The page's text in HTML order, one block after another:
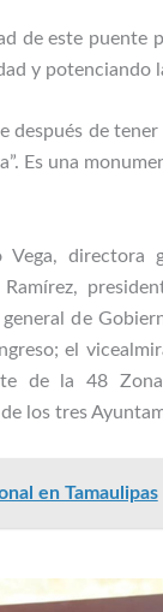
de este puente
y
de
Es una
de
el
de la 48
los tres
en Tamaulipas